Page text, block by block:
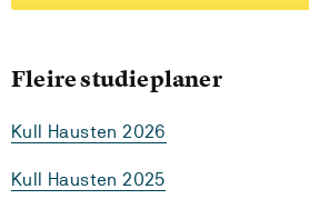
Fleire studieplaner
Kull Hausten 2026
Kull Hausten 2025